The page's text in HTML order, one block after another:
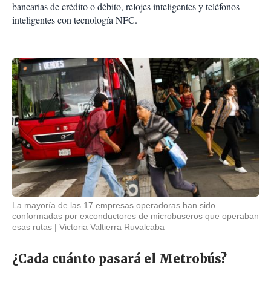
bancarias de crédito o débito, relojes inteligentes y teléfonos
inteligentes con tecnología NFC.
La mayoría de las 17 empresas operadoras han sido
conformadas por exconductores de microbuseros que operaban
esas rutas
Victoria Valtierra Ruvalcaba
¿Cada cuánto pasará el Metrobús?